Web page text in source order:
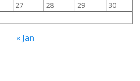
27 28 29
30
« Jan